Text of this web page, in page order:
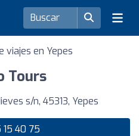
viajes en Yepes
Tours
s/n, 45313, Yepes
40 75